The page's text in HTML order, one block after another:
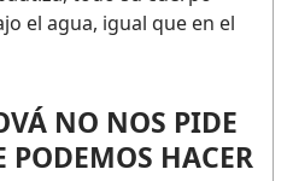
el agua, igual que en el
NO NOS PIDE
PODEMOS HACER